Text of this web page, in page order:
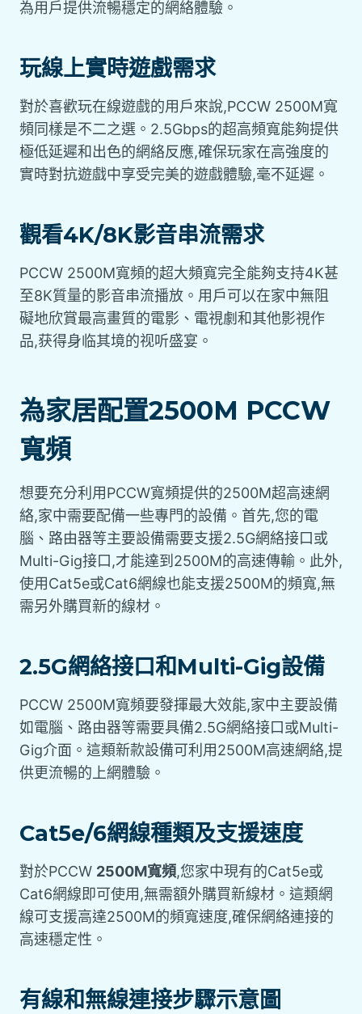
為用戶提供流暢穩定的網絡體驗。
玩線上實時遊戲需求
對於喜歡玩在線遊戲的用戶來說,PCCW 2500M寬
頻同樣是不二之選。2.5Gbps的超高頻寬能夠提供
極低延遲和出色的網絡反應,確保玩家在高強度的
實時對抗遊戲中享受完美的遊戲體驗,毫不延遲。
觀看4K/8K影音串流需求
PCCW 2500M寬頻的超大頻寬完全能夠支持4K甚
至8K質量的影音串流播放。用戶可以在家中無阻
礙地欣賞最高畫質的電影、電視劇和其他影視作
品,获得身临其境的视听盛宴。
為家居配置2500M PCCW
寬頻
想要充分利用PCCW寬頻提供的2500M超高速網
絡,家中需要配備一些專門的設備。首先,您的電
腦、路由器等主要設備需要支援2.5G網絡接口或
Multi-Gig接口,才能達到2500M的高速傳輸。此外,
使用Cat5e或Cat6網線也能支援2500M的頻寬,無
需另外購買新的線材。
2.5G網絡接口和Multi-Gig設備
PCCW 2500M寬頻要發揮最大效能,家中主要設備
如電腦、路由器等需要具備2.5G網絡接口或Multi-
Gig介面。這類新款設備可利用2500M高速網絡,提
供更流暢的上網體驗。
Cat5e/6網線種類及支援速度
對於PCCW 2500M寬頻,您家中現有的Cat5e或
Cat6網線即可使用,無需額外購買新線材。這類網
線可支援高達2500M的頻寬速度,確保網絡連接的
高速穩定性。
有線和無線連接步驟示意圖